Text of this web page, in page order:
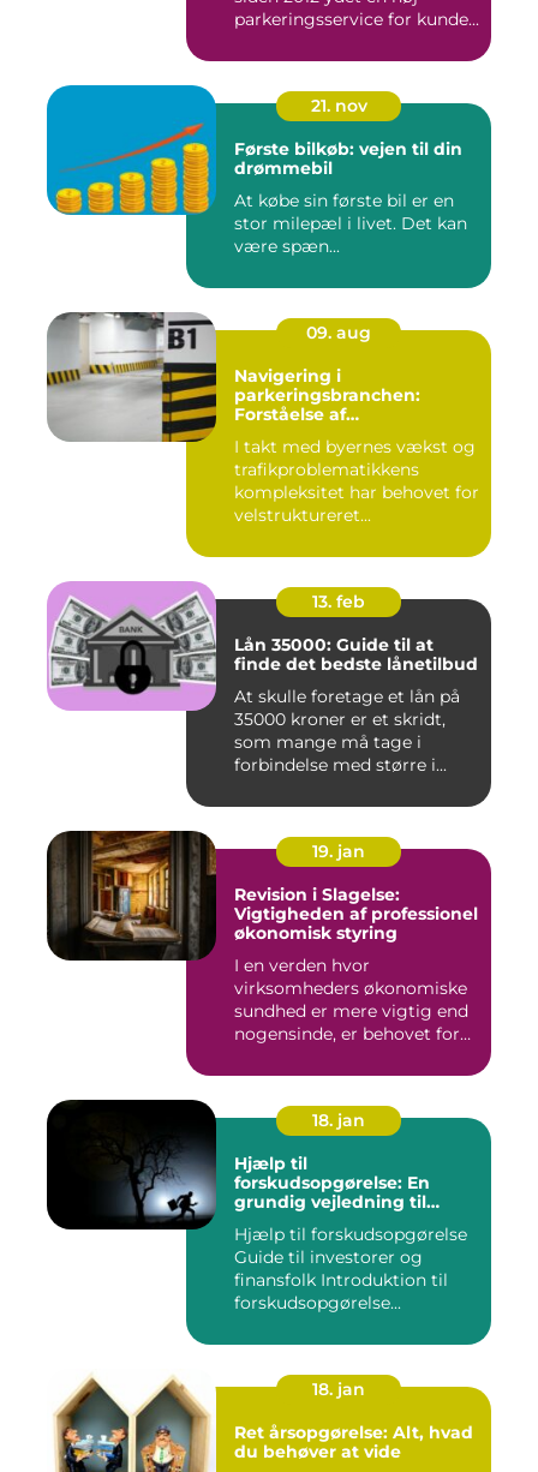
parkeringsservice for kunde...
21. nov
Første bilkøb: vejen til din
drømmebil
At købe sin første bil er en
stor milepæl i livet. Det kan
være spæn...
09. aug
Navigering i
parkeringsbranchen:
Forståelse af
I takt med byernes vækst og
trafikproblematikkens
kompleksitet har behovet for
velstruktureret...
13. feb
Lån 35000: Guide til at
finde det bedste lånetilbud
At skulle foretage et lån på
35000 kroner er et skridt,
som mange må tage i
forbindelse med større i...
19. jan
Revision i Slagelse:
Vigtigheden af professionel
økonomisk styring
I en verden hvor
virksomheders økonomiske
sundhed er mere vigtig end
nogensinde, er behovet for
18. jan
Hjælp til
forskudsopgørelse: En
grundig vejledning til
Hjælp til forskudsopgørelse
Guide til investorer og
finansfolk Introduktion til
forskudsopgørelse...
18. jan
Ret årsopgørelse: Alt, hvad
du behøver at vide